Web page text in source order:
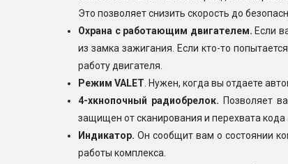
Это позволяет снизить скорость до
Охрана с работающим двигателем. Если
из замка зажигания. Если кто-то
работу двигателя.
Режим VALET . Нужен, когда вы отдаете
4-хкнопочный радиобрелок. Позволяет
защищен от сканирования и перехвата
Индикатор.Он сообщит вам о состоянии
работы комплекса.